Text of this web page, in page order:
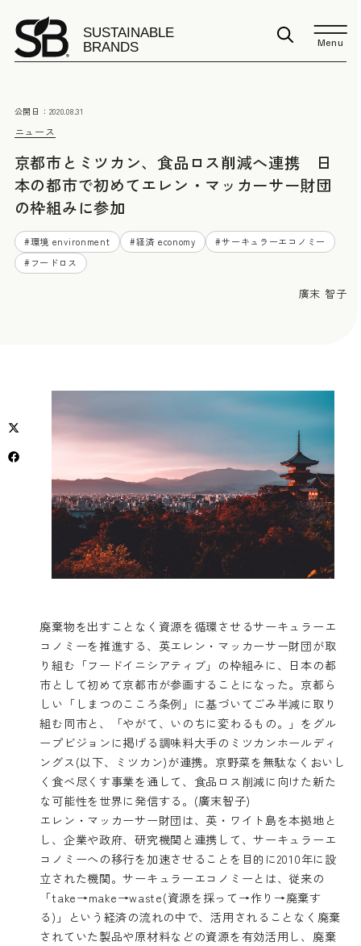
Menu
ニュース
公開日： 2020.08.31
京都市とミツカン、食品ロス削減へ連携 日
本の都市で初めてエレン・マッカーサー財団
の枠組みに参加
#環境 environment #経済 economy #サーキュラーエコノミー
#フードロス
廣末 智子
廃棄物を出すことなく資源を循環させるサーキュラーエ
コノミーを推進する、英エレン・マッカーサー財団が取
り組む「フードイニシアティブ」の枠組みに、日本の都
市として初めて京都市が参画することになった。京都ら
しい「しまつのこころ条例」に基づいてごみ半減に取り
組む同市と、「やがて、いのちに変わるもの。」をグル
ープビジョンに掲げる調味料大手のミツカンホールディ
ングス(以下、ミツカン)が連携。京野菜を無駄なくおいし
く食べ尽くす事業を通して、食品ロス削減に向けた新た
な可能性を世界に発信する。(廣末智子)
エレン・マッカーサー財団は、英・ワイト島を本拠地と
し、企業や政府、研究機関と連携して、サーキュラーエ
コノミーへの移行を加速させることを目的に2010年に設
立された機関。サーキュラーエコノミーとは、従来の
「take→make→waste(資源を採って→作り→廃棄す
る)」という経済の流れの中で、活用されることなく廃棄
されていた製品や原材料などの資源を有効活用し、廃棄